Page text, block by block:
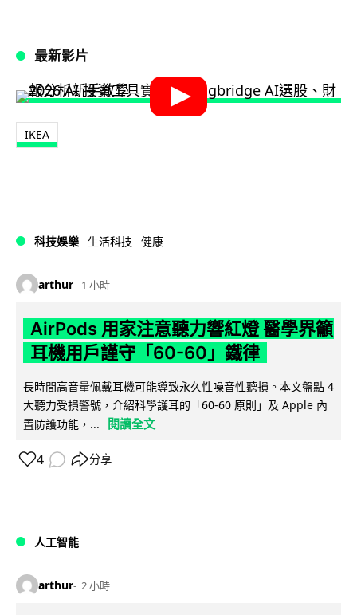
最新影片
IKEA
科技娛樂 生活科技 健康
arthur 1 小時
AirPods 用家注意聽力響紅燈 醫學界籲
耳機用戶謹守「60-60」鐵律
長時間高音量佩戴耳機可能導致永久性噪音性聽損。本文盤點 4
大聽力受損警號，介紹科學護耳的「60-60 原則」及 Apple 內
置防護功能，...
閱讀全文
4 分享
人工智能
arthur 2 小時